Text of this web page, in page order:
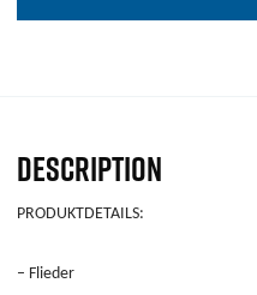
DESCRIPTION
PRODUKTDETAILS:
– Flieder